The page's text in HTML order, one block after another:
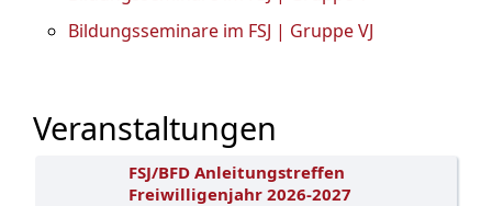
Bildungsseminare im FSJ | Gruppe VJ
Veranstaltungen
FSJ/BFD Anleitungstreffen
Freiwilligenjahr 2026-2027